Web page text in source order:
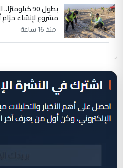
بطول 90
مشروع لإنشاء
منذ 16 ساعة